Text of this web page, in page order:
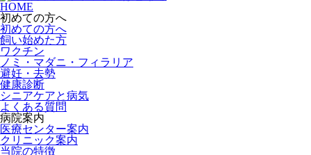
HOME
初めての方へ
初めての方へ
飼い始めた方
ワクチン
ノミ・マダニ・フィラリア
避妊・去勢
健康診断
シニアケアと病気
よくある質問
病院案内
医療センター案内
クリニック案内
当院の特徴